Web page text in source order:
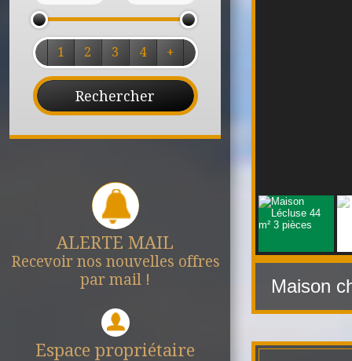
1 2 3 4 +
ALERTE MAIL
Recevoir nos nouvelles offres
par mail !
Espace propriétaire
Maison